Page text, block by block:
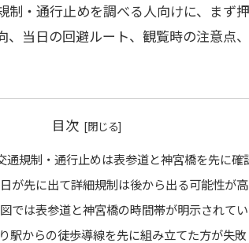
制・通行止めを調べる人向けに、まず
、当日の回避ルート、観覧時の注意点
目次
通規制・通行止めは表参道と神宮橋を先に確
が先に出て詳細規制は後から出る可能性が
では表参道と神宮橋の時間帯が明示されて
駅からの徒歩導線を先に組み立てた方が失